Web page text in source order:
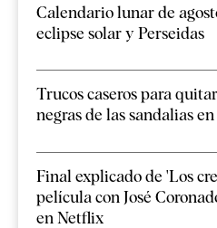
Calendario lunar de
eclipse solar y Perseidas
Trucos caseros para
negras de las sandalias
Final explicado de 'Los
película con José
en Netflix